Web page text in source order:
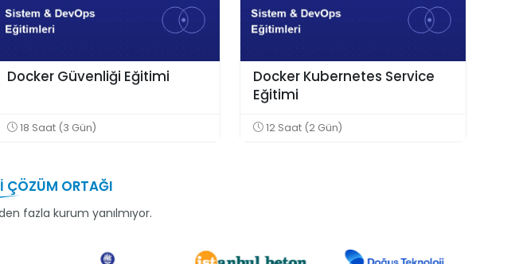
Docker Güvenliği Eğitimi
18 Saat (3 Gün)
Docker Kubernetes Service
Eğitimi
12 Saat (2 Gün)
ÇÖZÜM ORTAĞI
fazla kurum yanılmıyor.